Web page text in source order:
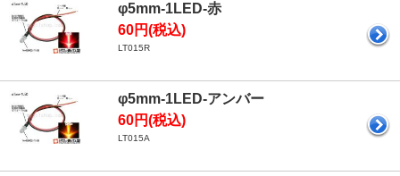
φ5mm-1LED-赤
60円(税込)
LT015R
φ5mm-1LED-アンバー
60円(税込)
LT015A